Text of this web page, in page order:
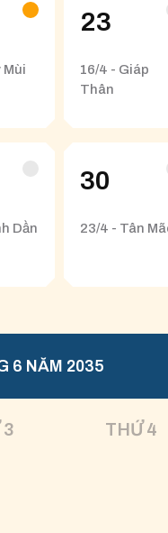
Mùi
23
16/4 - Giáp
Thân
Dần
30
23/4 - Tân
6 NĂM 2035
3 THỨ 4